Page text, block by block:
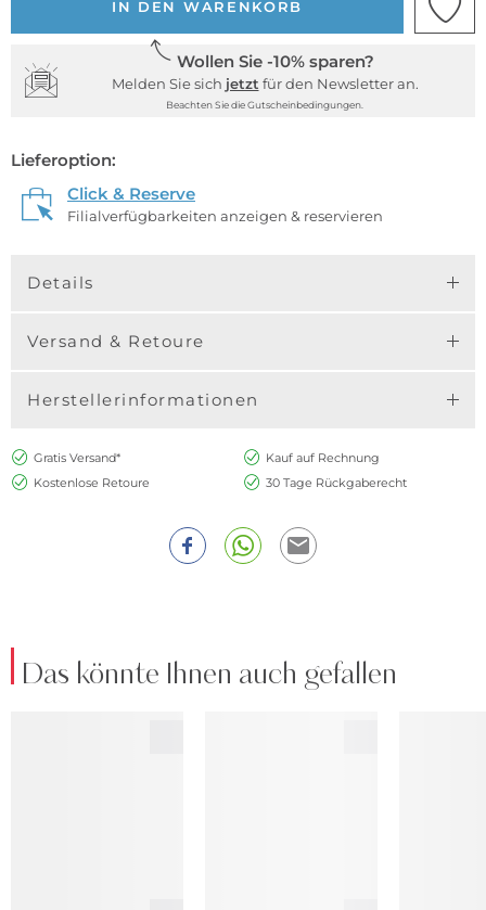
IN DEN WARENKORB
Wollen Sie -10% sparen?
Melden Sie sich jetzt für den Newsletter an.
Beachten Sie die Gutscheinbedingungen.
Lieferoption:
Click & Reserve
Filialverfügbarkeiten anzeigen & reservieren
Details
Versand & Retoure
Herstellerinformationen
Gratis Versand*
Kauf auf Rechnung
Kostenlose Retoure
30 Tage Rückgaberecht
Das könnte Ihnen auch gefallen